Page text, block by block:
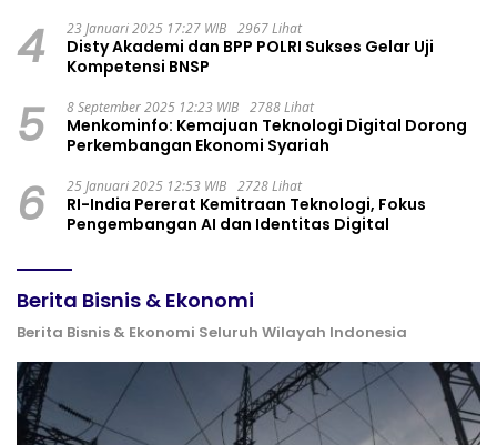
4 23 Januari 2025 17:27 WIB 2967 Lihat
Disty Akademi dan BPP POLRI Sukses Gelar Uji
Kompetensi BNSP
5 8 September 2025 12:23 WIB 2788 Lihat
Menkominfo: Kemajuan Teknologi Digital Dorong
Perkembangan Ekonomi Syariah
6 25 Januari 2025 12:53 WIB 2728 Lihat
RI-India Pererat Kemitraan Teknologi, Fokus
Pengembangan AI dan Identitas Digital
Berita Bisnis & Ekonomi
Berita Bisnis & Ekonomi Seluruh Wilayah Indonesia